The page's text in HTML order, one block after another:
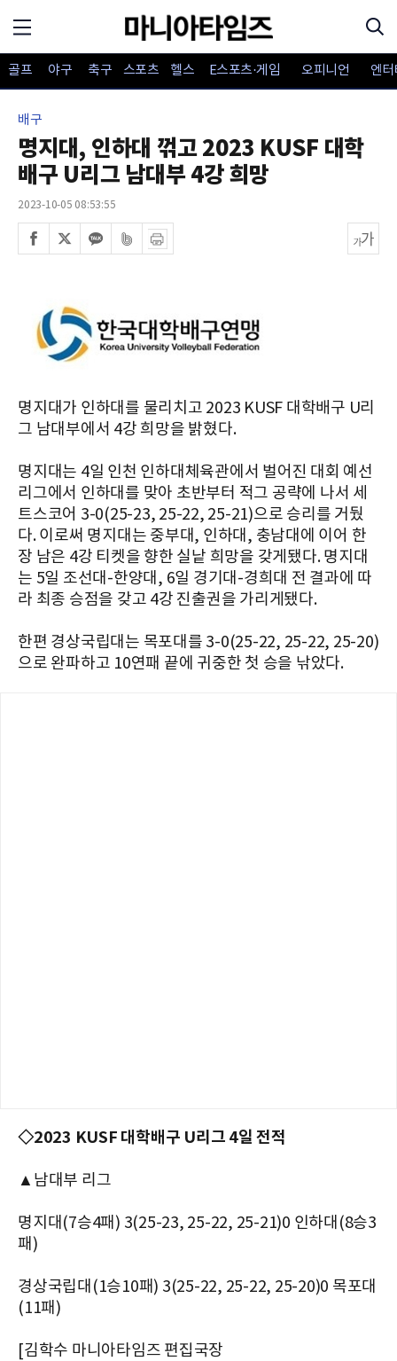
골프 야구 축구 스포츠 헬스 E스포츠·게임 오피니언 엔
배구
명지대, 인하대 꺾고 2023 KUSF 대학
배구 U리그 남대부 4강 희망
2023-10-05 08:53:55
명지대가 인하대를 물리치고 2023 KUSF 대학배구 U리
그 남대부에서 4강 희망을 밝혔다.
명지대는 4일 인천 인하대체육관에서 벌어진 대회 예선
리그에서 인하대를 맞아 초반부터 적그 공략에 나서 세
트스코어 3-0(25-23, 25-22, 25-21)으로 승리를 거뒀
다. 이로써 명지대는 중부대, 인하대, 충남대에 이어 한
장 남은 4강 티켓을 향한 실낱 희망을 갖게됐다. 명지대
는 5일 조선대-한양대, 6일 경기대-경희대 전 결과에 따
라 최종 승점을 갖고 4강 진출권을 가리게됐다.
한편 경상국립대는 목포대를 3-0(25-22, 25-22, 25-20)
으로 완파하고 10연패 끝에 귀중한 첫 승을 낚았다.
◇2023 KUSF 대학배구 U리그 4일 전적
▲남대부 리그
명지대(7승4패) 3(25-23, 25-22, 25-21)0 인하대(8승3
패)
경상국립대(1승10패) 3(25-22, 25-22, 25-20)0 목포대
(11패)
[김학수 마니아타임즈 편집국장